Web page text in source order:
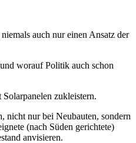
auch nur einen Ansatz der
worauf Politik auch schon
zukleistern.
nicht nur bei Neubauten, sondern
(nach Süden gerichtete)
anvisieren.